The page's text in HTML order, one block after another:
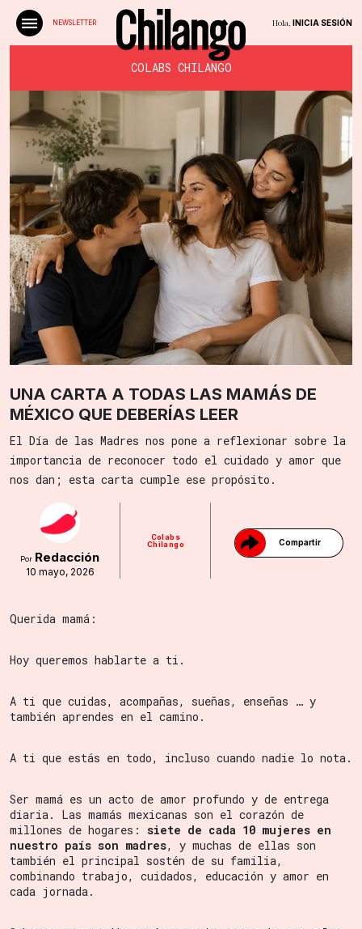
NEWSLETTER Hola, INICIA SESIÓN
COLABS CHILANGO
Por Redacción
10 mayo, 2026
Colabs
Chilango
Compartir
Gracias!
UNA CARTA A TODAS LAS MAMÁS DE
MÉXICO QUE DEBERÍAS LEER
El Día de las Madres nos pone a reflexionar sobre la
importancia de reconocer todo el cuidado y amor que
nos dan; esta carta cumple ese propósito.
Querida mamá:
Hoy queremos hablarte a ti.
A ti que cuidas, acompañas, sueñas, enseñas … y
también aprendes en el camino.
A ti que estás en todo, incluso cuando nadie lo nota.
Ser mamá es un acto de amor profundo y de entrega
diaria. Las mamás mexicanas son el corazón de
millones de hogares: siete de cada 10 mujeres en
nuestro país son madres, y muchas de ellas son
también el principal sostén de su familia,
combinando trabajo, cuidados, educación y amor en
cada jornada.